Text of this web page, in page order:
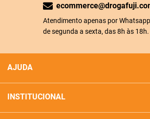
Atendimento apenas por
de segunda a sexta, das 8h às 18h.
AJUDA
INSTITUCIONAL